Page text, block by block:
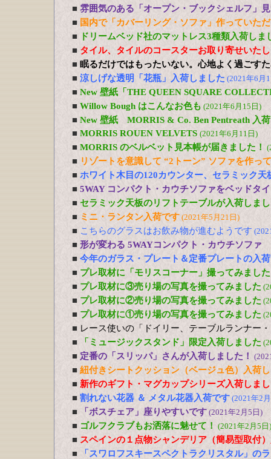
■ 雰囲気のある「オープン・ブックシェルフ」
■ 国内で「カバーリング・ソファ」作っていた
■
ドリームベッド社のマットレス3種類入荷しま
■ タイル、タイルのコースターお取り寄せいた
■ 眠るだけではもったいない。心地よく過ごす
■ 涼しげな透明「花瓶」入荷しました (2021年6月
■ New 壁紙「THE QUEEN SQUARE
■ Willow Bough はこんなお色も (2021年6月15日)
■ New 壁紙 MORRIS & Co. Ben Pentreath 入
■ MORRIS ROUEN VELVETS (2021年6月11日)
■ MORRIS のベルベット見本帳が届きました！
■ リゾートを意識して “2トーン” ソファを作っ
■ ホワイト木目の120カウンター、セラミック天
■ 5WAY コンパクト・カウチソファをベッドタ
■ セラミック天板のリフトテーブルが入荷しま
■ ミニ・ランタン入荷です (2021年5月21日)
■ こちらのグラスはお飲み物が進むようです
■ 形が変わる 5WAYコンパクト・カウチソファ
■ 今年のガラス・プレート＆定番プレートの入
■ プレ取材に「モリスコーナー」撮ってみました
■ プレ取材に③売り場の写真を撮ってみました
■ プレ取材に②売り場の写真を撮ってみました
■ プレ取材に①売り場の写真を撮ってみました
■ レース使いの「ドイリー、テーブルランナー
■
「ミュージックスタンド」限定入荷しました
■ 定番の「スリッパ」さんが入荷しました！
■ 紐付きシートクッション（ベージュ色）入荷
■ 新作のギフト・マグカップシリーズ入荷しま
■ 割れない花器 ＆ メタル花器入荷です (2021年2
■ 「ボスチェア」座りやすいです (2021年2月5日)
■ ゴルフクラブもお洒落に魅せて！ (2021年2月5日)
■ スペインの１点物シャンデリア（簡易型取付
■
「スワロフスキースペクトラクリスタル」の